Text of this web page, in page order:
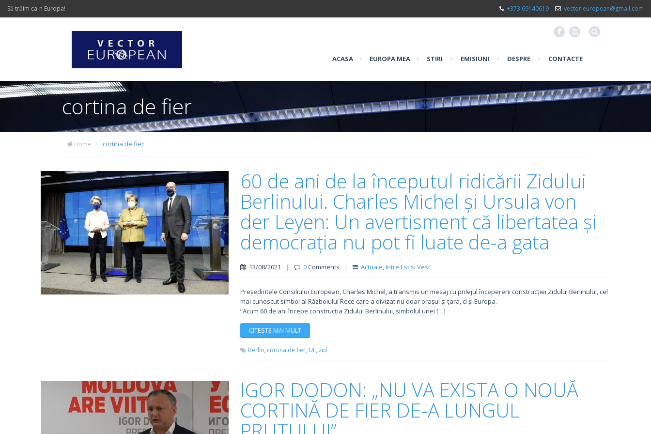
Să trăim ca-n Europa! +373 69140619 vector.european@gmail.com
F X
ACASA • EUROPA MEA • STIRI • EMISIUNI • DESPRE • CONTACTE
cortina de fier
Home cortina de fier
60 de ani de la începutul ridicării Zidului
Berlinului. Charles Michel și Ursula von
der Leyen: Un avertisment că libertatea și
democrația nu pot fi luate de-a gata
13/08/2021 | 0Comments | Actuale,Intre Est si Vest
Președintele Consiliului European, Charles Michel, a transmis un mesaj cu prilejul începererii construcției Zidului Berlinului, cel
mai cunoscut simbol al Războiului Rece care a divizat nu doar orașul și țara, ci și Europa.
”Acum 60 de ani începe construcția Zidului Berlinului, simbolul unei […]
CITESTE MAI MULT
Berlin, cortina de fier, UE, zid
IGOR DODON: „NU VA EXISTA O NOUĂ
CORTINĂ DE FIER DE-A LUNGUL